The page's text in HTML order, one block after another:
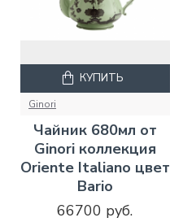
Ginori
Чайник 680мл от
Ginori коллекция
Oriente Italiano цвет
Bario
66700 руб.
КУПИТЬ